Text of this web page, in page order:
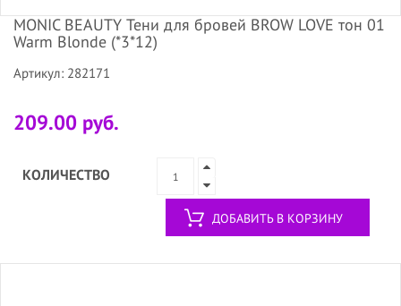
MONIC BEAUTY Тени для бровей BROW LOVE тон 01
Warm Blonde (*3*12)
Артикул: 282171
209.00 руб.
КОЛИЧЕСТВО
ДОБАВИТЬ В КОРЗИНУ